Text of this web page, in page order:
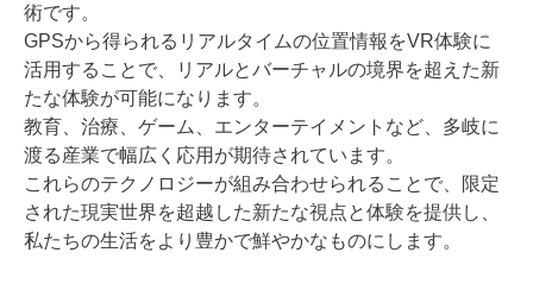
術です。
GPSから得られるリアルタイムの位置情報をVR体験に
活用することで、リアルとバーチャルの境界を超えた新
たな体験が可能になります。
教育、治療、ゲーム、エンターテイメントなど、多岐に
渡る産業で幅広く応用が期待されています。
これらのテクノロジーが組み合わせられることで、限定
された現実世界を超越した新たな視点と体験を提供し、
私たちの生活をより豊かで鮮やかなものにします。